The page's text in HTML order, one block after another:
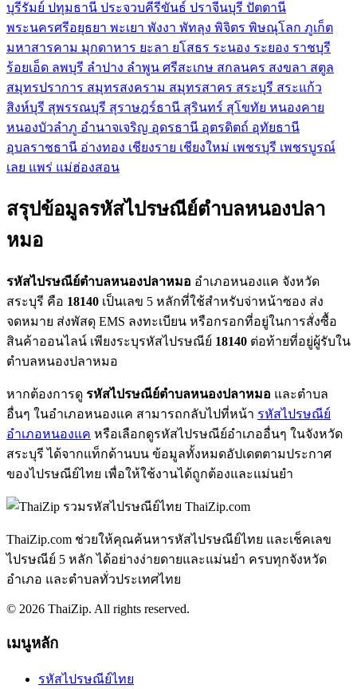
บุรีรัมย์ ปทุมธานี ประจวบคีรีขันธ์ ปราจีนบุรี ปัตตานี
พระนครศรีอยุธยา พะเยา พังงา พัทลุง พิจิตร พิษณุโลก ภูเก็ต
มหาสารคาม มุกดาหาร ยะลา ยโสธร ระนอง ระยอง ราชบุรี
ร้อยเอ็ด ลพบุรี ลำปาง ลำพูน ศรีสะเกษ สกลนคร สงขลา สตูล
สมุทรปราการ สมุทรสงคราม สมุทรสาคร สระบุรี สระแก้ว
สิงห์บุรี สุพรรณบุรี สุราษฎร์ธานี สุรินทร์ สุโขทัย หนองคาย
หนองบัวลำภู อำนาจเจริญ อุดรธานี อุตรดิตถ์ อุทัยธานี
อุบลราชธานี อ่างทอง เชียงราย เชียงใหม่ เพชรบุรี เพชรบูรณ์
เลย แพร่ แม่ฮ่องสอน
สรุปข้อมูลรหัสไปรษณีย์ตำบลหนองปลา
หมอ
รหัสไปรษณีย์ตำบลหนองปลาหมอ อำเภอหนองแค จังหวัด
สระบุรี คือ 18140 เป็นเลข 5 หลักที่ใช้สำหรับจ่าหน้าซอง ส่ง
จดหมาย ส่งพัสดุ EMS ลงทะเบียน หรือกรอกที่อยู่ในการสั่งซื้อ
สินค้าออนไลน์ เพียงระบุรหัสไปรษณีย์ 18140 ต่อท้ายที่อยู่ผู้รับใน
ตำบลหนองปลาหมอ
หากต้องการดู รหัสไปรษณีย์ตำบลหนองปลาหมอ และตำบล
อื่นๆ ในอำเภอหนองแค สามารถกลับไปที่หน้า รหัสไปรษณีย์
อำเภอหนองแค หรือเลือกดูรหัสไปรษณีย์อำเภออื่นๆ ในจังหวัด
สระบุรี ได้จากแท็กด้านบน ข้อมูลทั้งหมดอัปเดตตามประกาศ
ของไปรษณีย์ไทย เพื่อให้ใช้งานได้ถูกต้องและแม่นยำ
ThaiZip.com
ThaiZip.com ช่วยให้คุณค้นหารหัสไปรษณีย์ไทย และเช็คเลข
ไปรษณีย์ 5 หลัก ได้อย่างง่ายดายและแม่นยำ ครบทุกจังหวัด
อำเภอ และตำบลทั่วประเทศไทย
© 2026 ThaiZip. All rights reserved.
เมนูหลัก
รหัสไปรษณีย์ไทย